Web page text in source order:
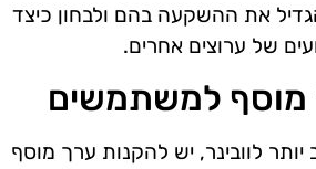
את ההשקעה בהם ולבחון כיצד
של ערוצים אחרים.
מוסף למשתמשים
לוובינר, יש להקנות ערך מוסף